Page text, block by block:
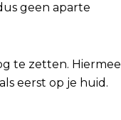
geen aparte
te zetten. Hiermee
eerst op je huid.